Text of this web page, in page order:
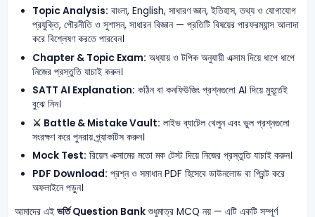
Topic Analysis: বাংলা, English, সাধারণ জ্ঞান, ইতিহাস, তথ্য ও যোগাযোগ
প্রযুক্তি, পৌরনীতি ও সুশাসন, সাধারন বিজ্ঞান — প্রতিটি বিষয়ের পারফরম্যান্স আলাদা
করে বিশ্লেষণ করতে পারবেন।
Chapter & Topic Exam: অধ্যায় ও টপিক অনুযায়ী এক্সাম দিয়ে ধাপে ধাপে
নিজের প্রস্তুতি যাচাই করুন।
SATT AI Explanation: কঠিন বা কনফিউজিং প্রশ্নগুলো AI দিয়ে মুহূর্তেই
বুঝে নিন।
⚔️ Battle & Mistake Vault: লাইভ ব্যাটেল খেলুন এবং ভুল প্রশ্নগুলো
সংরক্ষণ করে পুনরায় প্র্যাকটিস করুন।
Mock Test: রিয়েল এক্সামের মতো মক টেস্ট দিয়ে নিজের প্রস্তুতি যাচাই করুন।
PDF Download: প্রশ্ন ও সমাধান PDF হিসেবে ডাউনলোড বা প্রিন্ট করে
অফলাইনে পড়ুন।
আমাদের এই ভর্তি Question Bankশুধুমাত্র MCQ নয় — এটি একটি সম্পূর্ণ